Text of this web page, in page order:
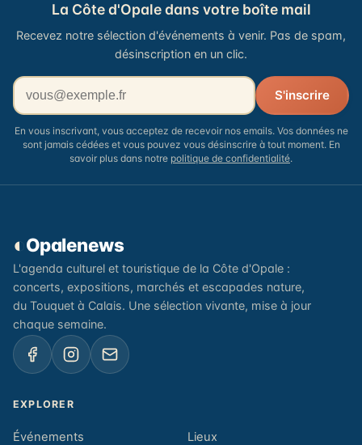
La Côte d'Opale dans votre boîte mail
Recevez notre sélection d'événements à venir. Pas de spam,
désinscription en un clic.
Votre adresse email
S'inscrire
En vous inscrivant, vous acceptez de recevoir nos emails. Vos données ne
sont jamais cédées et vous pouvez vous désinscrire à tout moment. En
savoir plus dans notre politique de confidentialité.
◐ Opalenews
L'agenda culturel et touristique de la Côte d'Opale :
concerts, expositions, marchés et escapades nature,
du Touquet à Calais. Une sélection vivante, mise à jour
chaque semaine.
EXPLORER
Événements Lieux